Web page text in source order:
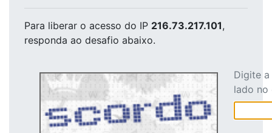
Para liberar o acesso do IP 216.73.217.101,
responda ao desafio abaixo.
Digite
lado no